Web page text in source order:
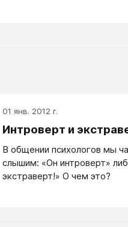
01 янв. 2012 г.
Интроверт и
В общении психологов мы
слышим: «Он интроверт»
экстраверт!» О чем это?